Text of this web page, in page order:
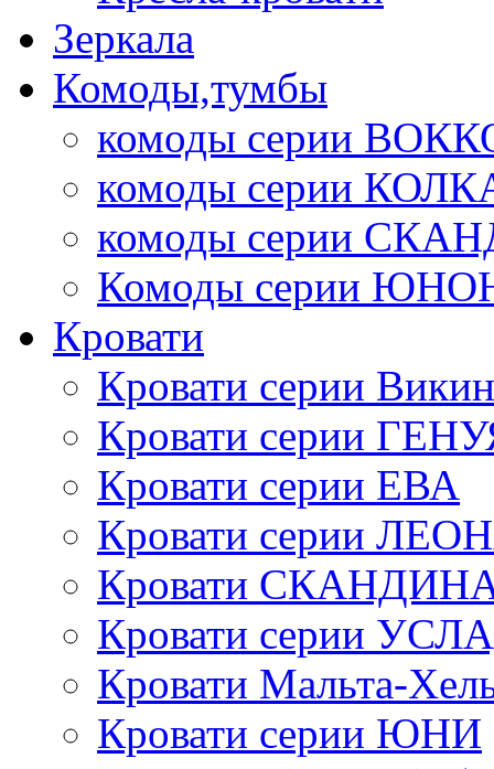
Зеркала
Комоды,тумбы
комоды серии
комоды серии
комоды серии
Комоды серии
Кровати
Кровати серии
Кровати серии
Кровати серии ЕВА
Кровати серии
Кровати
Кровати серии
Кровати Мальта-
Кровати серии ЮНИ